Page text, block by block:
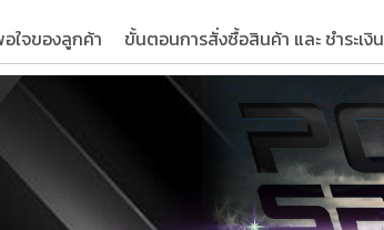
ใจของลูกค้า ขั้นตอนการสั่งซื้อสินค้า และ ชำระเงิน